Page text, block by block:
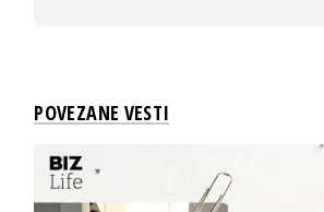
POVEZANE VESTI